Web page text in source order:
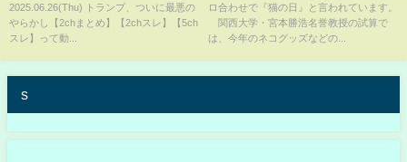
2025.06.26(Thu) トランプ、ついに最悪の
やらかし【2chまとめ】【2chスレ】【5ch
スレ】って動...
球イメージ”のハンドクリーム
通販会社「フェリシモ」（2026
ロ合わせで『猫の日』と言われています。
関西大学・宮本勝浩名誉教授の試算で
は、今年のネコグッズなどの...
s